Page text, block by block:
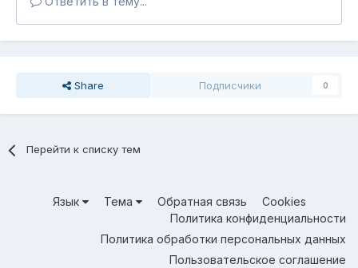
Share Подписчики 0
Перейти к списку тем
Язык Тема Обратная связь
Cookies
Политика конфиденциальности
Политика обработки персональных данных
Пользовательское соглашение